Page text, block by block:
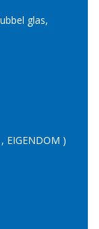
glas,
EIGENDOM )